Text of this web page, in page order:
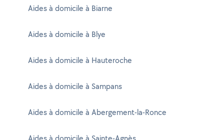
Aides à domicile à Biarne
Aides à domicile à Blye
Aides à domicile à Hauteroche
Aides à domicile à Sampans
Aides à domicile à Abergement-la-Ronce